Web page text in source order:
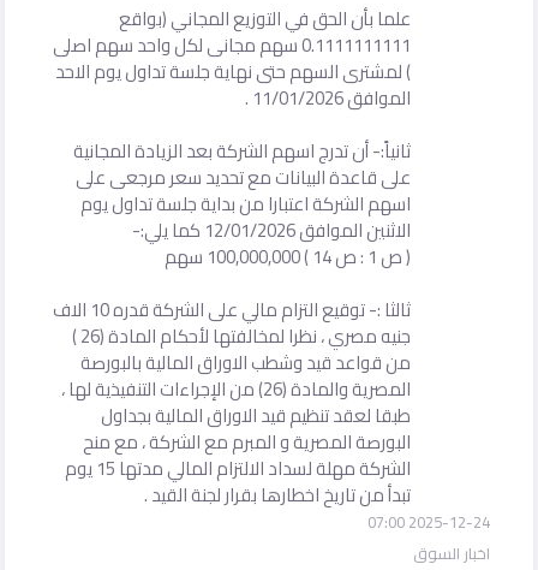
علما بأن الحق في التوزيع المجاني (بواقع
0.1111111111 سهم مجانى لكل واحد سهم اصلى
) لمشترى السهم حتى نهاية جلسة تداول يوم الاحد
الموافق 11/01/2026 .
ثانياً:- أن تدرج اسهم الشركة بعد الزيادة المجانية
على قاعدة البيانات مع تحديد سعر مرجعى على
اسهم الشركة اعتبارا من بداية جلسة تداول يوم
الاثنين الموافق 12/01/2026 كما يلي:-
( ص 1 : ص 14 ) 100,000,000 سهم
ثالثا :- توقيع التزام مالي على الشركة قدره 10 الاف
جنيه مصري ، نظرا لمخالفتها لأحكام المادة (26 )
من قواعد قيد وشطب الاوراق المالية بالبورصة
المصرية والمادة (26) من الإجراءات التنفيذية لها ،
طبقا لعقد تنظيم قيد الاوراق المالية بجداول
البورصة المصرية و المبرم مع الشركة ، مع منح
الشركة مهلة لسداد الالتزام المالي مدتها 15 يوم
تبدأ من تاريخ اخطارها بقرار لجنة القيد .
2025-12-24 07:00
اخبار السوق